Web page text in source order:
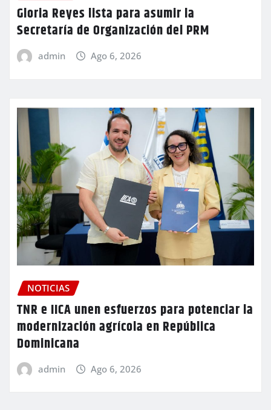
Gloria Reyes lista para asumir la
Secretaría de Organización del PRM
admin Ago 6, 2026
NOTICIAS
TNR e IICA unen esfuerzos para potenciar la
modernización agrícola en República
Dominicana
admin Ago 6, 2026